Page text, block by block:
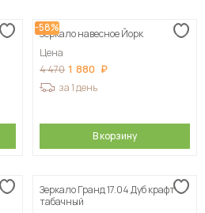
-58%
Зеркало навесное Йорк
Цена
4 470 1 880
за 1 день
В корзину
Зеркало Гранд 17.04 Дуб крафт
табачный